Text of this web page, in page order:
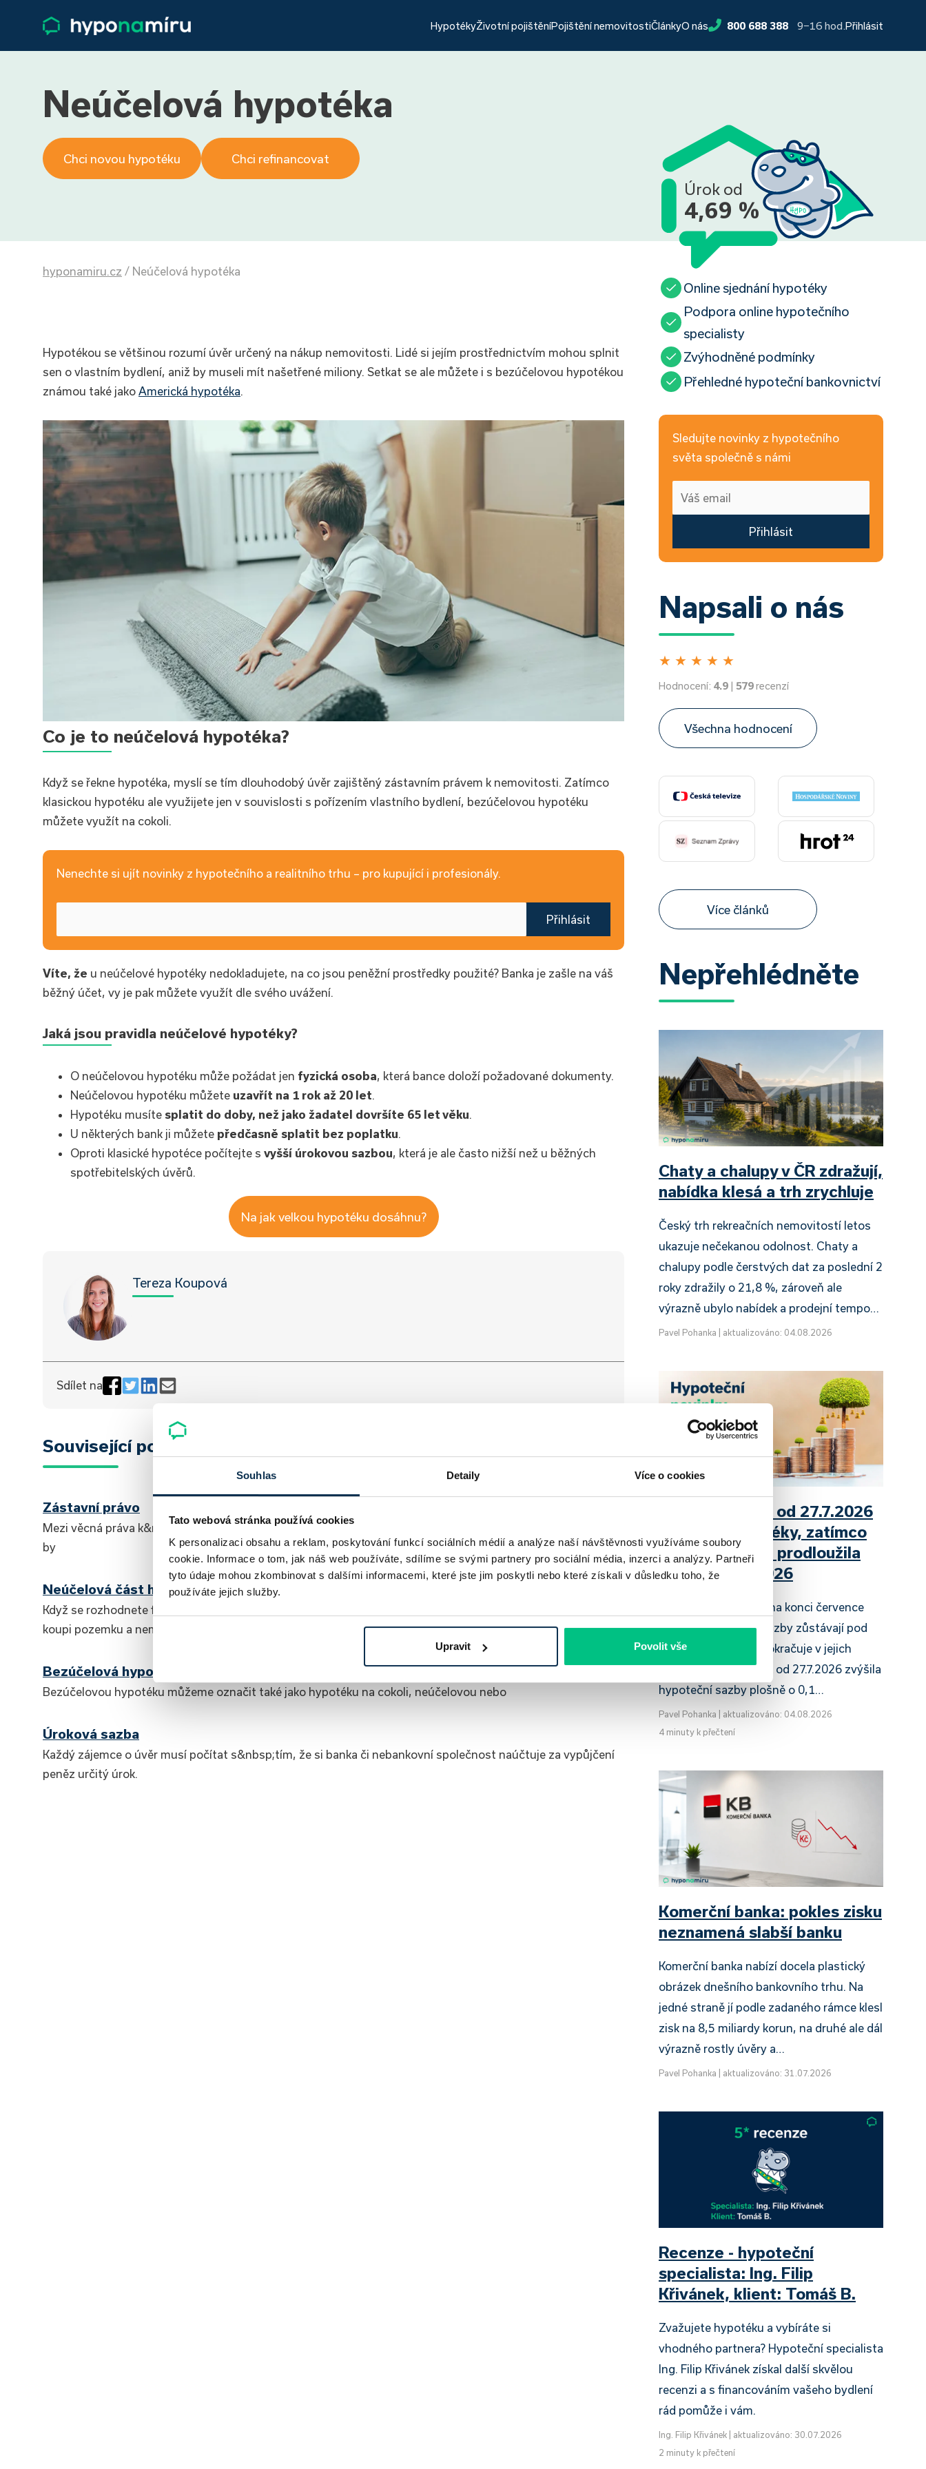
Souhlas Detaily Více o cookies
Tato webová stránka používá cookies
K personalizaci obsahu a reklam, poskytování funkcí sociálních médií a analýze naší návštěvnosti využíváme soubory
cookie. Informace o tom, jak náš web používáte, sdílíme se svými partnery pro sociální média, inzerci a analýzy. Partneři
tyto údaje mohou zkombinovat s dalšími informacemi, které jste jim poskytli nebo které získali v důsledku toho, že
používáte jejich služby.
Upravit Povolit vše
HypotékyŽivotní pojištěníPojištění nemovitostiČlánkyO nás 800 688 388 9−16 hod. Přihlásit
Neúčelová hypotéka
Chci novou hypotéku Chci refinancovat
Úrok od
4,69 %
hyponamiru.cz / Neúčelová hypotéka
Hypotékou se většinou rozumí úvěr určený na nákup nemovitosti. Lidé si jejím prostřednictvím mohou splnit
sen o vlastním bydlení, aniž by museli mít našetřené miliony. Setkat se ale můžete i s bezúčelovou hypotékou
známou také jako Americká hypotéka.
Co je to neúčelová hypotéka?
Když se řekne hypotéka, myslí se tím dlouhodobý úvěr zajištěný zástavním právem k nemovitosti. Zatímco
klasickou hypotéku ale využijete jen v souvislosti s pořízením vlastního bydlení, bezúčelovou hypotéku
můžete využít na cokoli.
Nenechte si ujít novinky z hypotečního a realitního trhu – pro kupující i profesionály.
Přihlásit
Víte, že u neúčelové hypotéky nedokladujete, na co jsou peněžní prostředky použité? Banka je zašle na váš
běžný účet, vy je pak můžete využít dle svého uvážení.
Jaká jsou pravidla neúčelové hypotéky?
O neúčelovou hypotéku může požádat jen fyzická osoba, která bance doloží požadované dokumenty.
Neúčelovou hypotéku můžete uzavřít na 1 rok až 20 let.
Hypotéku musíte splatit do doby, než jako žadatel dovršíte 65 let věku.
U některých bank ji můžete předčasně splatit bez poplatku.
Oproti klasické hypotéce počítejte s vyšší úrokovou sazbou, která je ale často nižší než u běžných
spotřebitelských úvěrů.
Na jak velkou hypotéku dosáhnu?
Tereza Koupová
Sdílet na
Související pojmy
Zástavní právo
Mezi věcná práva k&nbsp;cizí věci, která slouží k&nbsp;zajištění dluhu v&nbsp;ujednané výši pro případ, že
by
Neúčelová část hypotéky
Když se rozhodnete financovat vlastní bydlení hypotékou, je jasné, že budete potřebovat finance nejen na
koupi pozemku a nemovitost jako takovou, ale také třeba na její vybavení.
Bezúčelová hypotéka
Bezúčelovou hypotéku můžeme označit také jako hypotéku na cokoli, neúčelovou nebo
Úroková sazba
Každý zájemce o úvěr musí počítat s&nbsp;tím, že si banka či nebankovní společnost naúčtuje za vypůjčení
peněz určitý úrok.
Online sjednání hypotéky
Podpora online hypotečního
specialisty
Zvýhodněné podmínky
Přehledné hypoteční bankovnictví
Sledujte novinky z hypotečního
světa společně s námi
Přihlásit
Napsali o nás
★ ★ ★ ★ ★
Hodnocení: 4.9 | 579recenzí
Všechna hodnocení
Více článků
Nepřehlédněte
Chaty a chalupy v ČR zdražují,
nabídka klesá a trh zrychluje
Český trh rekreačních nemovitostí letos
ukazuje nečekanou odolnost. Chaty a
chalupy podle čerstvých dat za poslední 2
roky zdražily o 21,8 %, zároveň ale
výrazně ubylo nabídek a prodejní tempo…
Pavel Pohanka aktualizováno: 04.08.2026
UniCredit Bank od 27.7.2026
zdražuje hypotéky, zatímco
Raiffeisenbank prodloužila
slevu do 6.9.2026
Český hypoteční trh na konci července
2026 potvrzuje, že sazby zůstávají pod
tlakem a část bank pokračuje v jejich
růstu. UniCredit Bank od 27.7.2026 zvýšila
hypoteční sazby plošně o 0,1…
Pavel Pohanka
aktualizováno: 04.08.2026
4 minuty k přečtení
Komerční banka: pokles zisku
neznamená slabší banku
Komerční banka nabízí docela plastický
obrázek dnešního bankovního trhu. Na
jedné straně jí podle zadaného rámce klesl
zisk na 8,5 miliardy korun, na druhé ale dál
výrazně rostly úvěry a…
Pavel Pohanka aktualizováno: 31.07.2026
Recenze - hypoteční
specialista: Ing. Filip
Křivánek, klient: Tomáš B.
Zvažujete hypotéku a vybíráte si
vhodného partnera? Hypoteční specialista
Ing. Filip Křivánek získal další skvělou
recenzi a s financováním vašeho bydlení
rád pomůže i vám.
Ing. Filip Křivánek
aktualizováno: 30.07.2026
2 minuty k přečtení